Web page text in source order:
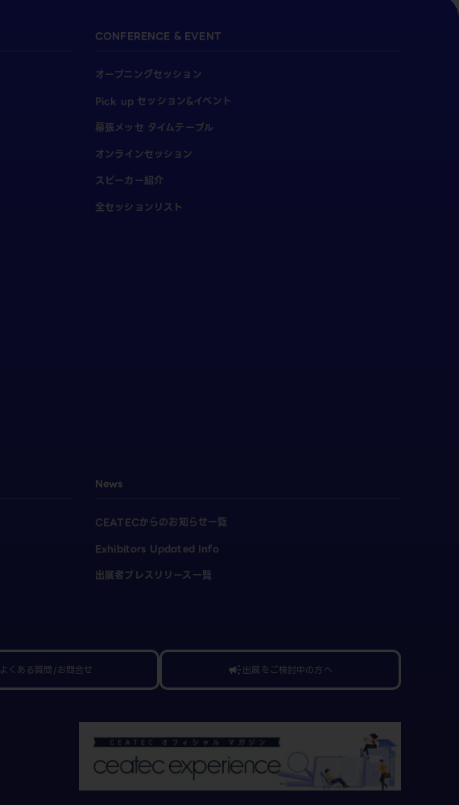
CONFERENCE & EVENT
オープニングセッション
Pick up セッション&イベント
幕張メッセ タイムテーブル
オンラインセッション
スピーカー紹介
全セッションリスト
News
CEATECからのお知らせ一覧
Exhibitors Updated Info
出展者プレスリリース一覧
よくある質問/お問合せ campaign出展をご検討中の方へ